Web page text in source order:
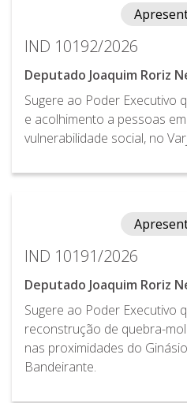
IND 10192/2026
Deputado Joaquim Roriz
Sugere ao Poder Executivo
e acolhimento a pessoas
vulnerabilidade social, no
IND 10191/2026
Deputado Joaquim Roriz
Sugere ao Poder Executivo
reconstrução de quebra-
nas proximidades do
Bandeirante.